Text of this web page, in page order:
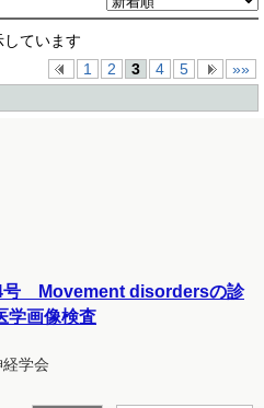
ています
1
2 3 4 5 »»
号 Movement disordersの診
学画像検査
学会